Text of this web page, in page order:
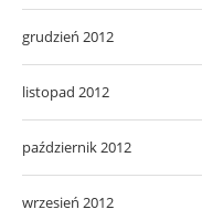
grudzień 2012
listopad 2012
październik 2012
wrzesień 2012